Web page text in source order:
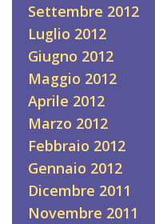
Settembre 2012
Luglio 2012
Giugno 2012
Maggio 2012
Aprile 2012
Marzo 2012
Febbraio 2012
Gennaio 2012
Dicembre 2011
Novembre 2011